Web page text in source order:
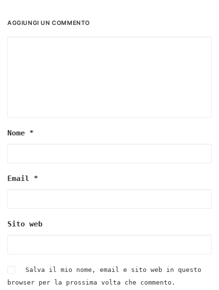
AGGIUNGI UN COMMENTO
Nome *
Email *
Sito web
Salva il mio nome, email e sito web in questo
browser per la prossima volta che commento.